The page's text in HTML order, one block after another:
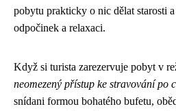
pobytu prakticky o nic dělat starosti
odpočinek a relaxaci.
Když si turista zarezervuje pobyt v
neomezený přístup ke stravování po
snídani formou bohatého bufetu,